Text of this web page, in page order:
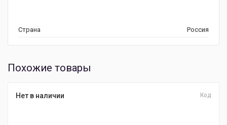
Страна Россия
Похожие товары
Нет в наличии Код